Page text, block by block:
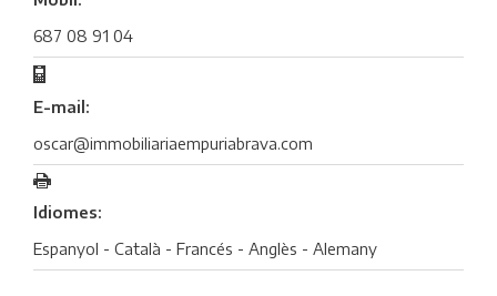
687 08 91 04
E-mail:
oscar@immobiliariaempuriabrava.com
Idiomes:
Espanyol - Català - Francés - Anglès - Alemany